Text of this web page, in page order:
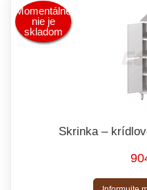
Momentálne
nie je
skladom
Skrinka –